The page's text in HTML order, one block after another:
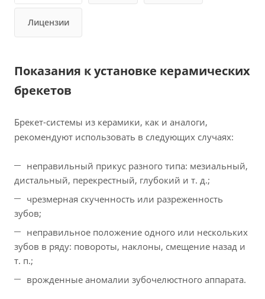
Лицензии
Показания к установке керамических
брекетов
Брекет-системы из керамики, как и аналоги,
рекомендуют использовать в следующих случаях:
неправильный прикус разного типа: мезиальный,
дистальный, перекрестный, глубокий и т. д.;
чрезмерная скученность или разреженность
зубов;
неправильное положение одного или нескольких
зубов в ряду: повороты, наклоны, смещение назад и
т. п.;
врожденные аномалии зубочелюстного аппарата.